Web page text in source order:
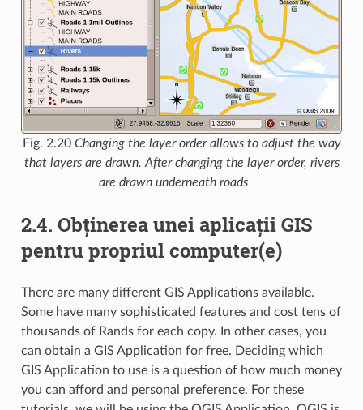
Fig. 2.20 Changing the layer order allows to adjust the way
that layers are drawn. After changing the layer order, rivers
are drawn underneath roads
2.4. Obținerea unei aplicații GIS
pentru propriul computer(e)
There are many different GIS Applications available.
Some have many sophisticated features and cost tens of
thousands of Rands for each copy. In other cases, you
can obtain a GIS Application for free. Deciding which
GIS Application to use is a question of how much money
you can afford and personal preference. For these